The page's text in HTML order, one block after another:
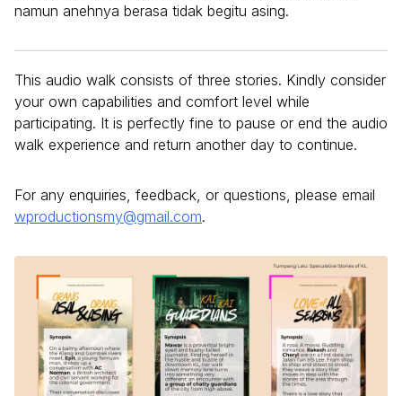
namun anehnya berasa tidak begitu asing.
This audio walk consists of three stories. Kindly consider
your own capabilities and comfort level while
participating. It is perfectly fine to pause or end the audio
walk experience and return another day to continue.
For any enquiries, feedback, or questions, please email
wproductionsmy@gmail.com.